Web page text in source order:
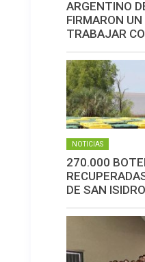
ARGENTINO
FIRMARON
TRABAJAR
NOTICIAS
270.000
DE SAN